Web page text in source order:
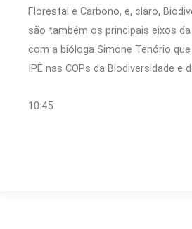
Florestal e Carbono, e, claro,
são também os principais eixos
com a bióloga Simone Tenório
IPÊ nas COPs da Biodiversidade e
10:45